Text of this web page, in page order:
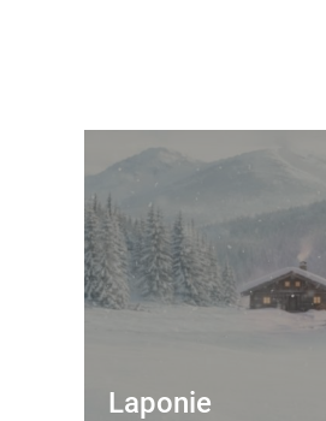
Laponie